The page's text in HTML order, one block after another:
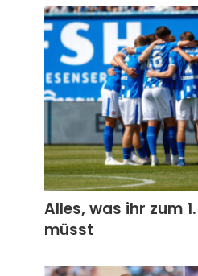
Alles, was ihr zum
müsst